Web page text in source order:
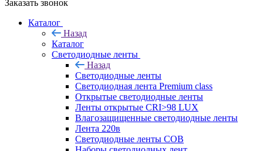
Заказать звонок
Каталог
Назад
Каталог
Светодиодные ленты
Назад
Светодиодные ленты
Светодиодная лента Premium class
Открытые светодиодные ленты
Ленты открытые CRI>98 LUX
Влагозащищенные светодиодные ленты
Лента 220в
Светодиодные ленты COB